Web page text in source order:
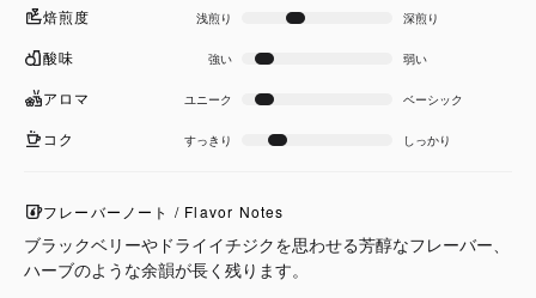
焙煎度 浅煎り 深煎り
酸味 強い 弱い
アロマ ユニーク ベーシック
コク すっきり しっかり
フレーバーノート / Flavor Notes
ブラックベリーやドライイチジクを思わせる芳醇なフレーバー、
ハーブのような余韻が長く残ります。